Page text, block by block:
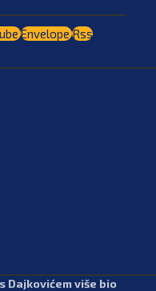
EnvelopeRss
Dajkovićem više bio